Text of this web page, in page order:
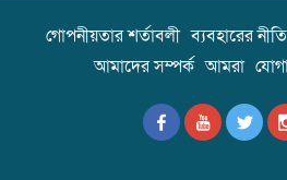
গোপনীয়তার শর্তাবলী ব্যবহারের নীতি
আমাদের সম্পর্ক আমরা